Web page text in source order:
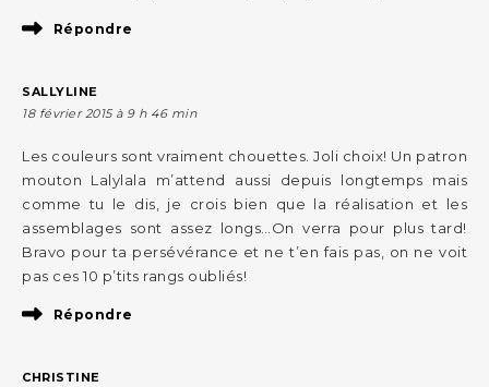
Répondre
SALLYLINE
18 février 2015 à 9 h 46 min
Les couleurs sont vraiment chouettes. Joli choix! Un patron
mouton Lalylala m’attend aussi depuis longtemps mais
comme tu le dis, je crois bien que la réalisation et les
assemblages sont assez longs…On verra pour plus tard!
Bravo pour ta persévérance et ne t’en fais pas, on ne voit
pas ces 10 p’tits rangs oubliés!
Répondre
CHRISTINE